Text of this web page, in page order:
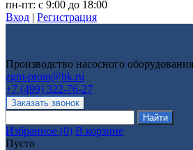
пн-пт: с 9:00 до 18:00
Вход | Регистрация
Производство насосного
zgm-prom@bk.ru
+7 (499) 322-76-27
Избранное (0) В корзине
Пусто